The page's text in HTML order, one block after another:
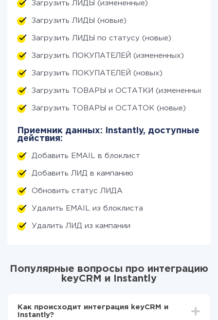
Загрузить ЛИДЫ (измененные)
Загрузить ЛИДЫ (новые)
Загрузить ЛИДЫ по статусу (новые)
Загрузить ПОКУПАТЕЛЕЙ (измененных)
Загрузить ПОКУПАТЕЛЕЙ (новых)
Загрузить ТОВАРЫ и ОСТАТКИ (измененные)
Загрузить ТОВАРЫ и ОСТАТОК (новые)
Приемник данных: Instantly, доступные
действия:
Добавить EMAIL в блоклист
Добавить ЛИД в кампанию
Обновить статус ЛИДА
Удалить EMAIL из блоклиста
Удалить ЛИД из кампании
Популярные вопросы про интеграцию
keyCRM и Instantly
Как происходит интеграция keyCRM и
Instantly?